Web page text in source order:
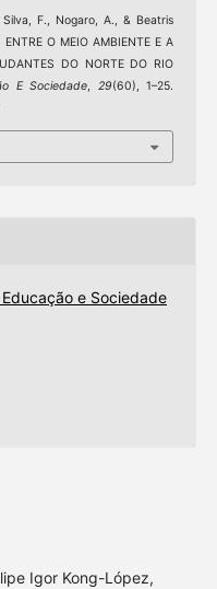
F., Nogaro, A., & Beatris
O MEIO AMBIENTE E A
DO NORTE DO RIO
E Sociedade, 29(60), 1–25.
e Sociedade
Igor Kong-López,